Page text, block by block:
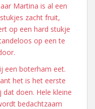
Martina is al een
zacht fruit,
op een hard stukje
op een te
een boterham eet.
het is het eerste
doen. Hele kleine
bedachtzaam